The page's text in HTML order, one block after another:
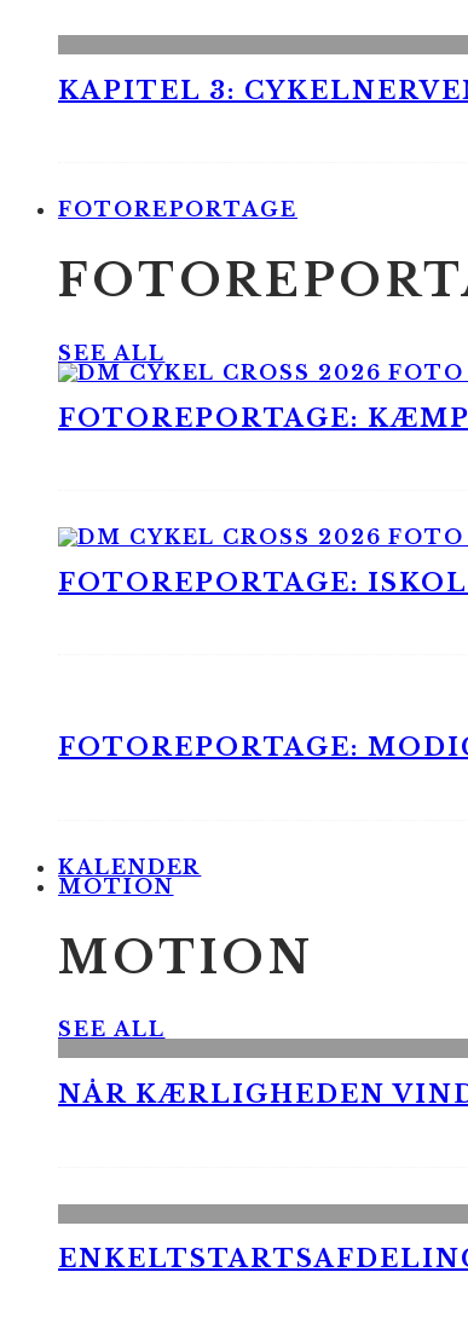
KAPITEL 3:
FOTOREPORTAGE
SEE ALL
FOTOREPORTAGE:
FOTOREPORTAGE:
FOTOREPORTAGE:
KALENDER
MOTION
MOTION
SEE ALL
NÅR KÆRLIGHEDEN